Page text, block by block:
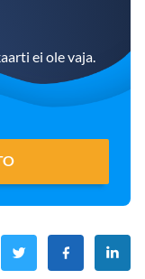
ei ole vaja.